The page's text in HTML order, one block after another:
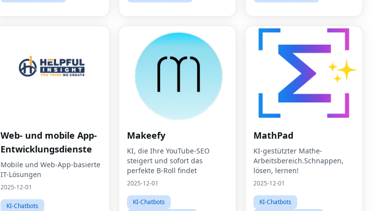
Web- und mobile App-
Entwicklungsdienste
Mobile und Web-App-basierte
IT-Lösungen
2025-12-01
KI-Chatbots
Makeefy
KI, die Ihre YouTube-SEO
steigert und sofort das
perfekte B-Roll findet
2025-12-01
KI-Chatbots
MathPad
KI-gestützter Mathe-
Arbeitsbereich.Schnappen,
lösen, lernen!
2025-12-01
KI-Chatbots